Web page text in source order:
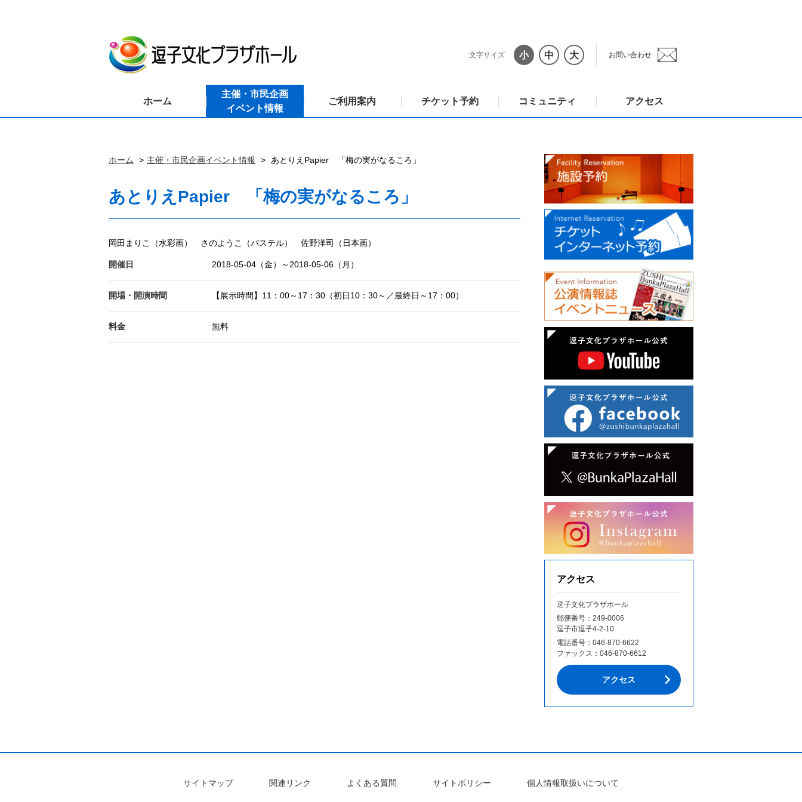
文字サイズ 小 中 大 お問い合わせ
ホーム
主催・市民企画
イベント情報
ご利用案内 チケット予約 コミュニティ アクセス
ホーム 主催・市民企画イベント情報 あとりえPapier 「梅の実がなるころ」
あとりえPapier 「梅の実がなるころ」
岡田まりこ（水彩画） さのようこ（パステル） 佐野洋司（日本画）
開催日 2018-05-04（金）～2018-05-06（月）
開場・開演時間 【展示時間】11：00～17：30（初日10：30～／最終日～17：00）
料金 無料
アクセス
逗子文化プラザホール
郵便番号：249‐0006
逗子市逗子4-2-10
電話番号： 046-870-6622
ファックス： 046-870-6612
アクセス
サイトマップ 関連リンク よくある質問 サイトポリシー 個人情報取扱いについて